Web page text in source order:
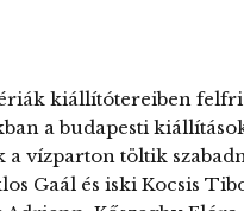
kiállítótereiben
a budapesti
vízparton töltik
Gaál és iski Kocsis